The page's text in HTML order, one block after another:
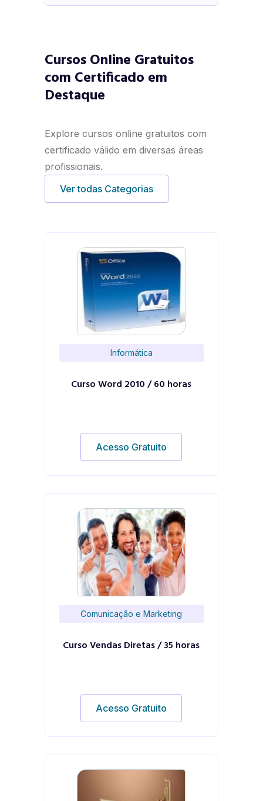
Cursos Online Gratuitos
com Certificado em
Destaque
Explore cursos online gratuitos com
certificado válido em diversas áreas
profissionais.
Ver todas Categorias
Informática
Curso Word 2010 / 60 horas
Acesso Gratuito
Comunicação e Marketing
Curso Vendas Diretas / 35 horas
Acesso Gratuito